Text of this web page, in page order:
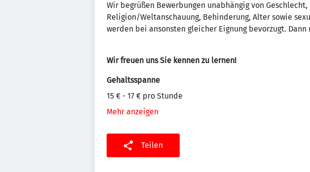
Wir begrüßen Bewerbungen unabhängig von
Religion/Weltanschauung, Behinderung, Alter sowie
werden bei ansonsten gleicher Eignung bevorzugt.
Wir freuen uns Sie kennen zu lernen!
Gehaltsspanne
15 € - 17 € pro Stunde
Mehr anzeigen
Teilen